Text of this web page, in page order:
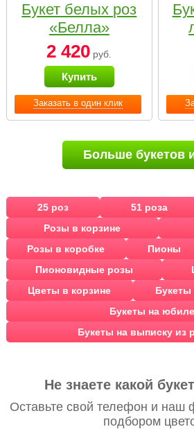
Заказать в один клик
Букет белых роз
«Белла»
2 420 руб.
Купить
Больше букетов
25 роз 51 роза
Розы в корзине
Розы в коробке
Пионы
Пионовидные розы
Цветы в корзине
Букеты
Букеты на
Букеты на выписку из
Не знаете какой
Оставьте свой телефон и наш
подбором